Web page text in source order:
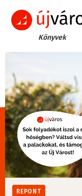
Könyvek
REPONT